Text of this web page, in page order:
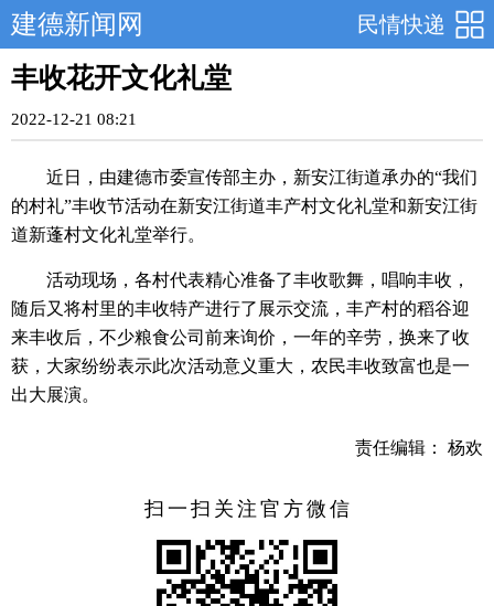
民情快递
建德新闻网
丰收花开文化礼堂
2022-12-21 08:21
近日，由建德市委宣传部主办，新安江街道承办的“我们
的村礼”丰收节活动在新安江街道丰产村文化礼堂和新安江街
道新蓬村文化礼堂举行。
活动现场，各村代表精心准备了丰收歌舞，唱响丰收，
随后又将村里的丰收特产进行了展示交流，丰产村的稻谷迎
来丰收后，不少粮食公司前来询价，一年的辛劳，换来了收
获，大家纷纷表示此次活动意义重大，农民丰收致富也是一
出大展演。
责任编辑： 杨欢
扫一扫关注官方微信